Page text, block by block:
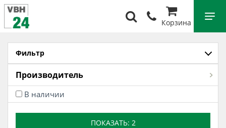
Корзина
Фильтр
Производитель
В наличии
ПОКАЗАТЬ: 2